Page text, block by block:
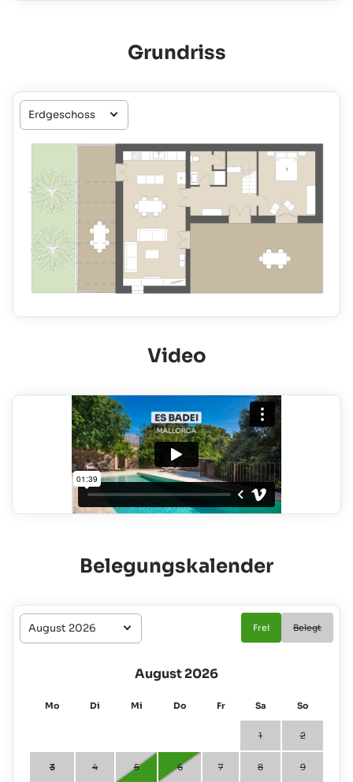
Grundriss
Video
Belegungskalender
Frei Belegt
August 2026
Mo Di Mi Do Fr Sa So
1 2
3 4 5 6 7 8 9